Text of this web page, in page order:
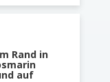
Rand in
auf